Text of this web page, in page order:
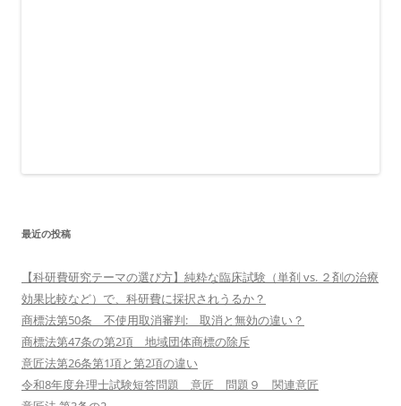
最近の投稿
【科研費研究テーマの選び方】純粋な臨床試験（単剤 vs. ２剤の治療
効果比較など）で、科研費に採択されうるか？
商標法第50条 不使用取消審判: 取消と無効の違い？
商標法第47条の第2項 地域団体商標の除斥
意匠法第26条第1項と第2項の違い
令和8年度弁理士試験短答問題 意匠 問題９ 関連意匠